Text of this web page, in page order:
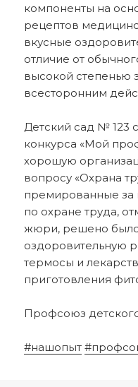
компоненты на
рецептов
вкусные
отличие от
высокой степенью
всесторонним
Детский сад № 123
конкурса «Мой
хорошую
вопросу «Охрана
премированные за
по охране труда,
жюри, решено
оздоровительную
термосы и
приготовления
Профсоюз
#нашопыт